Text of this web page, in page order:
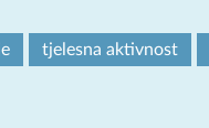
tjelesna aktivnost